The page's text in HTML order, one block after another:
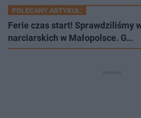
POLECANY ARTYKUŁ:
Ferie czas start! Sprawdziliśmy
narciarskich w Małopolsce. G…